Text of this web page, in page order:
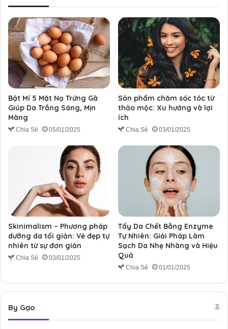
Bật Mí 5 Mặt Nạ Trứng Gà
Giúp Da Trắng Sáng, Mịn
Màng
Chia Sẻ 05/01/2025
Sản phẩm chăm sóc tóc từ
thảo mộc: Xu hướng và lợi
ích
Chia Sẻ 03/01/2025
Skinimalism – Phương pháp
dưỡng da tối giản: Vẻ đẹp tự
nhiên từ sự đơn giản
Chia Sẻ 03/01/2025
Tẩy Da Chết Bằng Enzyme
Tự Nhiên: Giải Pháp Làm
Sạch Da Nhẹ Nhàng và Hiệu
Quả
Chia Sẻ 01/01/2025
By Gạo